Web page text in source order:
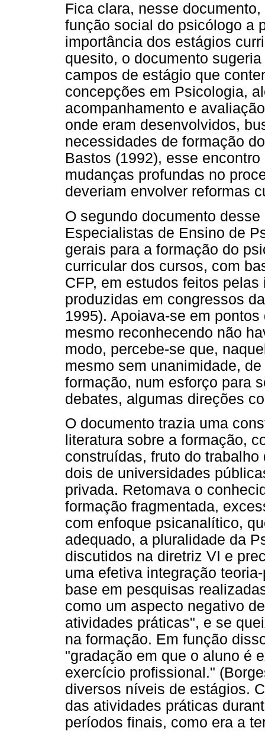
Fica clara, nesse
função social do psicólogo a
importância dos estágios
quesito, o documento
campos de estágio que
concepções em Psicologia,
acompanhamento e
onde eram desenvolvidos,
necessidades de formação
Bastos (1992), esse
mudanças profundas no
deveriam envolver reformas
O segundo documento
Especialistas de Ensino de
gerais para a formação do
curricular dos cursos, com
CFP, em estudos feitos
produzidas em congressos
1995). Apoiava-se em
mesmo reconhecendo não
modo, percebe-se que,
mesmo sem unanimidade,
formação, num esforço para
debates, algumas direções
O documento trazia uma
literatura sobre a formação,
construídas, fruto do
dois de universidades
privada. Retomava o
formação fragmentada,
com enfoque psicanalítico,
adequado, a pluralidade da
discutidos na diretriz VI e
uma efetiva integração
base em pesquisas
como um aspecto negativo
atividades práticas", e se
na formação. Em função
"gradação em que o aluno é
exercício profissional."
diversos níveis de estágios.
das atividades práticas
períodos finais, como era a